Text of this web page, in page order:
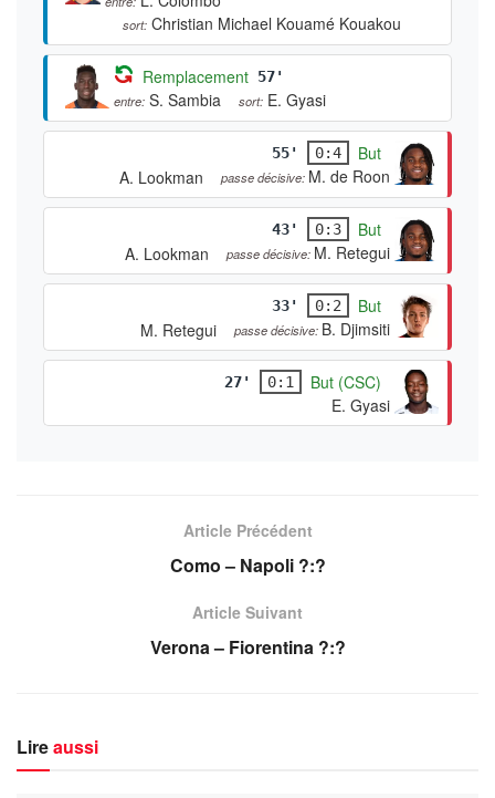
sort: Christian Michael Kouamé Kouakou
Remplacement 57'
entre: S. Sambia sort: E. Gyasi
55' 0:4
But
A. Lookman
passe décisive: M. de Roon
43' 0:3
But
A. Lookman
passe décisive: M. Retegui
33' 0:2
But
M. Retegui
passe décisive: B. Djimsiti
27' 0:1
But (CSC)
E. Gyasi
Article Précédent
Como – Napoli ?:?
Article Suivant
Verona – Fiorentina ?:?
Lireaussi